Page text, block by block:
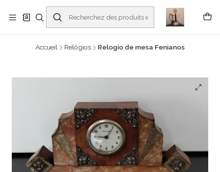
Buscantiguidades - Leilões. Colecionismo e antiguidades em Viana do
Castelo -
En savoir plus
Accueil Relógios Relogio de mesa Fenianos